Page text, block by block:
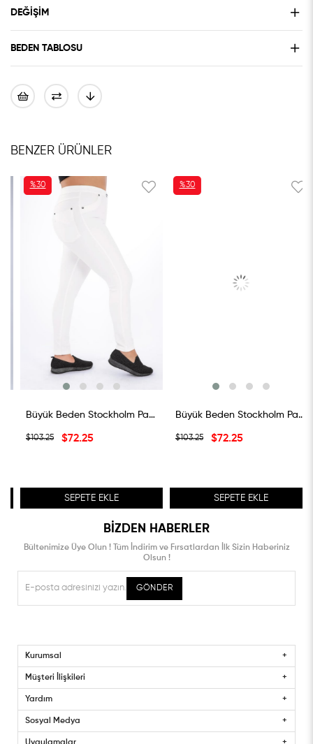
DEĞIŞIM
BEDEN TABLOSU
BENZER ÜRÜNLER
Büyük Beden Stockholm Pantolon Beyaz
$72.25
$103.25
SEPETE EKLE
%30
Büyük Beden Stockholm Pantolon Ekru
$72.25
$103.25
SEPETE EKLE
%30
BIZDEN HABERLER
Bültenimize Üye Olun ! Tüm İndirim ve Fırsatlardan İlk Sizin Haberiniz
Olsun !
GÖNDER
Kurumsal
Müşteri İlişkileri
Yardım
Sosyal Medya